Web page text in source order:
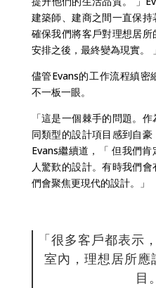
建築師、建商之間一直保
確保我們將客戶對理想居
安排之後，最終變為現實。 」
儘管Evans的工作流程縝密
不一板一眼。
「這是一個棘手的問題。
同類型的設計項目感到自豪
Evans繼續道，「 但我們
人驚歎的設計。有時我們
們會聚焦更現代的設計。」
「很多客戶都表示
室內，理想居所應
目